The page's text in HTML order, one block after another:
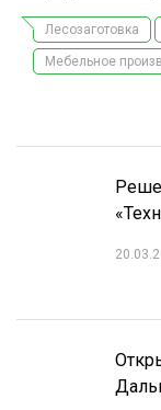
СОРТИРОВКА
Лесозаготовка
Мебельное